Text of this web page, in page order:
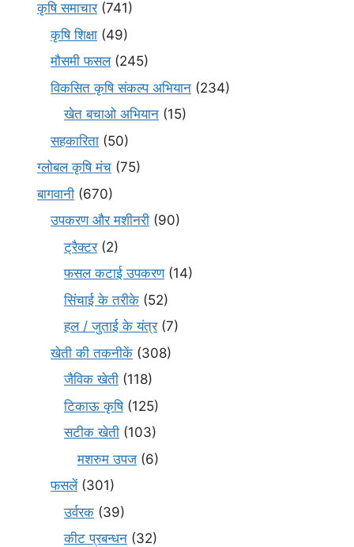
कृषि समाचार(741)
कृषि शिक्षा (49)
मौसमी फसल(245)
विकसित कृषि संकल्प अभियान (234)
खेत बचाओ अभियान (15)
सहकारिता (50)
ग्लोबल कृषि मंच (75)
बागवानी (670)
उपकरण और मशीनरी (90)
ट्रैक्टर(2)
फसल कटाई उपकरण(14)
सिंचाई के तरीके (52)
हल / जुताई के यंत्र(7)
खेती की तकनीकें (308)
जैविक खेती (118)
टिकाऊ कृषि(125)
सटीक खेती (103)
मशरुम उपज (6)
फसलें(301)
उर्वरक (39)
कीट प्रबन्धन (32)